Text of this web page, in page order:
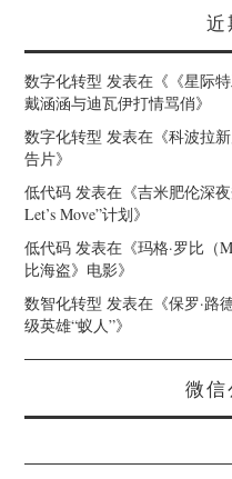
近
数字化转型 发表在《 《星际
戴涵涵与迪瓦伊打情骂俏》
数字化转型 发表在《科波拉
告片》
低代码 发表在《吉米肥伦深
Let’s Move”计划》
低代码 发表在《玛格·罗比（
比海盗》电影》
数智化转型 发表在《保罗·路
级英雄“蚁人”》
微